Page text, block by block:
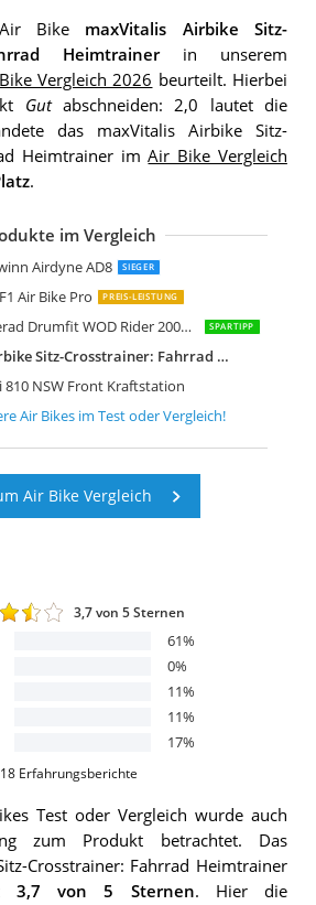
Bike maxVitalis Airbike Sitz-
Heimtrainerin unserem
Vergleich 2026 beurteilt. Hierbei
Gutabschneiden: 2,0 lautet die
das maxVitalis Airbike Sitz-
Heimtrainer imAir Bike Vergleich
.
im Vergleich
Airdyne AD8 SIEGER
Air Bike Pro PREIS-LEISTUNG
Cecotec Heimtrainerad Drumfit WOD Rider 2000 Eolo PRO Air Bike SPARTIPP
maxVitalis Airbike Sitz-Crosstrainer: Fahrrad Heimtrainer
NSW Front Kraftstation
Movo AirBike Pro Airbike
Eryntix Air Bike Heimtrainer Fahrrad
ION Fitness Air Bike Hiit Ventus
Maxxus AirBike Luftwiderstand
Air Bikesim Test oder Vergleich!
Air Bike Vergleich
3,7von 5 Sternen
61%
0%
11%
11%
17%
18 Erfahrungsberichte
Test oder Vergleich wurde auch
zum Produkt betrachtet.
Das
Crosstrainer: Fahrrad Heimtrainer
3,7 von 5 Sternen. Hier die